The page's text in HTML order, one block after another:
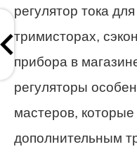
регулятор тока
тримисторах,
прибора в
регуляторы
мастеров, которые
дополнительным